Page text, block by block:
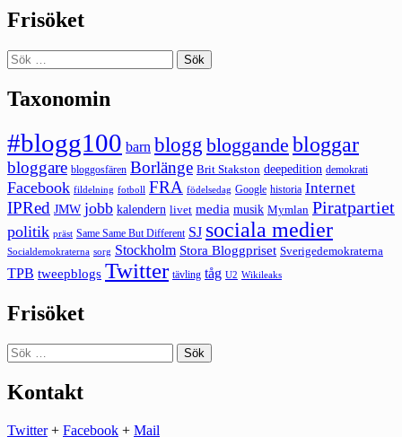
Frisöket
Sök
efter:
Taxonomin
#blogg100 barn blogg bloggande bloggar
bloggare bloggosfären Borlänge Brit Stakston deepedition demokrati
Facebook fildelning fotboll FRA födelsedag Google historia Internet
IPRed JMW jobb kalendern livet media musik Mymlan Piratpartiet
politik präst Same Same But Different SJ sociala medier
Socialdemokraterna sorg Stockholm Stora Bloggpriset Sverigedemokraterna
TPB tweepblogs Twitter tävling tåg U2 Wikileaks
Frisöket
Sök
efter:
Kontakt
Twitter+ Facebook + Mail